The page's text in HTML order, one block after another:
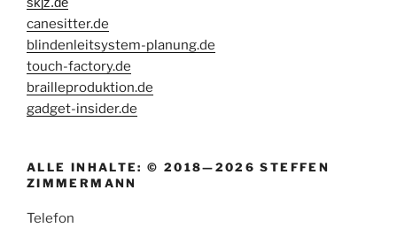
canesitter.de
blindenleitsystem-planung.de
touch-factory.de
brailleproduktion.de
gadget-insider.de
ALLE INHALTE: © 2018—2026 STEFFEN
ZIMMERMANN
Telefon